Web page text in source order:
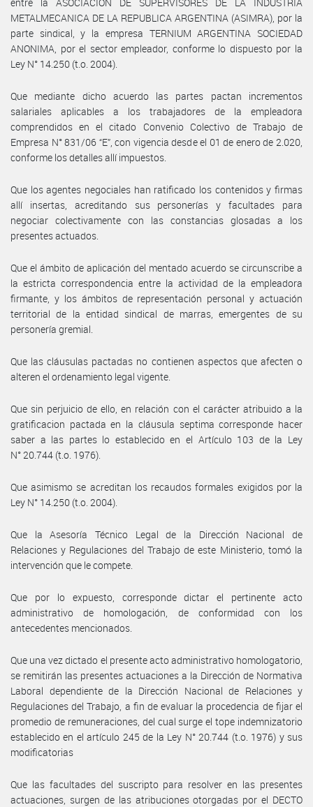
METALMECANICA DE LA REPUBLICA ARGENTINA (ASIMRA), por la
parte sindical, y la empresa TERNIUM ARGENTINA SOCIEDAD
ANONIMA, por el sector empleador, conforme lo dispuesto por la
Ley N° 14.250 (t.o. 2004).
Que mediante dicho acuerdo las partes pactan incrementos
salariales aplicables a los trabajadores de la empleadora
comprendidos en el citado Convenio Colectivo de Trabajo de
Empresa N° 831/06 “E”, con vigencia desde el 01 de enero de 2.020,
conforme los detalles allí impuestos.
Que los agentes negociales han ratificado los contenidos y firmas
allí insertas, acreditando sus personerías y facultades para
negociar colectivamente con las constancias glosadas a los
presentes actuados.
Que el ámbito de aplicación del mentado acuerdo se circunscribe a
la estricta correspondencia entre la actividad de la empleadora
firmante, y los ámbitos de representación personal y actuación
territorial de la entidad sindical de marras, emergentes de su
personería gremial.
Que las cláusulas pactadas no contienen aspectos que afecten o
alteren el ordenamiento legal vigente.
Que sin perjuicio de ello, en relación con el carácter atribuido a la
gratificacion pactada en la cláusula septima corresponde hacer
saber a las partes lo establecido en el Artículo 103 de la Ley
N° 20.744 (t.o. 1976).
Que asimismo se acreditan los recaudos formales exigidos por la
Ley N° 14.250 (t.o. 2004).
Que la Asesoría Técnico Legal de la Dirección Nacional de
Relaciones y Regulaciones del Trabajo de este Ministerio, tomó la
intervención que le compete.
Que por lo expuesto, corresponde dictar el pertinente acto
administrativo de homologación, de conformidad con los
antecedentes mencionados.
Que una vez dictado el presente acto administrativo homologatorio,
se remitirán las presentes actuaciones a la Dirección de Normativa
Laboral dependiente de la Dirección Nacional de Relaciones y
Regulaciones del Trabajo, a fin de evaluar la procedencia de fijar el
promedio de remuneraciones, del cual surge el tope indemnizatorio
establecido en el artículo 245 de la Ley N° 20.744 (t.o. 1976) y sus
modificatorias
Que las facultades del suscripto para resolver en las presentes
actuaciones, surgen de las atribuciones otorgadas por el DECTO